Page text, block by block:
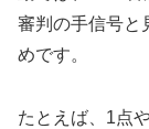
審判の手信号と
めです。
たとえば、1点